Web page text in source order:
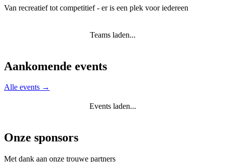
Van recreatief tot competitief - er is een plek voor iedereen
Teams laden...
Aankomende events
Alle events →
Events laden...
Onze sponsors
Met dank aan onze trouwe partners